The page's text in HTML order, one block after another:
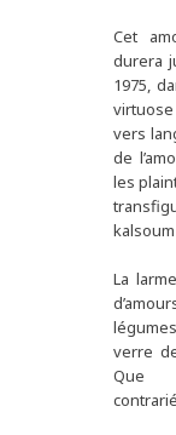
Cet
durera
1975,
vers
de
les
La
verre
Que